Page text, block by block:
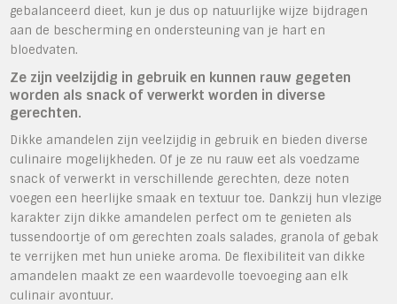
gebalanceerd dieet, kun je dus op natuurlijke wijze bijdragen
aan de bescherming en ondersteuning van je hart en
bloedvaten.
Ze zijn veelzijdig in gebruik en kunnen rauw gegeten
worden als snack of verwerkt worden in diverse
gerechten.
Dikke amandelen zijn veelzijdig in gebruik en bieden diverse
culinaire mogelijkheden. Of je ze nu rauw eet als voedzame
snack of verwerkt in verschillende gerechten, deze noten
voegen een heerlijke smaak en textuur toe. Dankzij hun vlezige
karakter zijn dikke amandelen perfect om te genieten als
tussendoortje of om gerechten zoals salades, granola of gebak
te verrijken met hun unieke aroma. De flexibiliteit van dikke
amandelen maakt ze een waardevolle toevoeging aan elk
culinair avontuur.